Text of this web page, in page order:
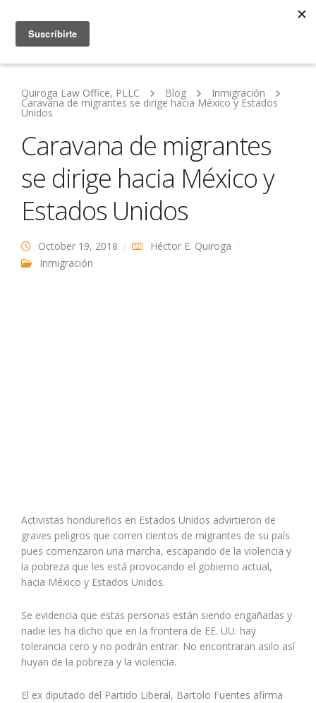
Quiroga Law Office, PLLC Blog Inmigración
Caravana de migrantes se dirige hacia México y Estados
Unidos
Caravana de migrantes
se dirige hacia México y
Estados Unidos
October 19, 2018
Héctor E. Quiroga
Inmigración
Activistas hondureños en Estados Unidos advirtieron de
graves peligros que corren cientos de migrantes de su país
pues comenzaron una marcha, escapando de la violencia y
la pobreza que les está provocando el gobierno actual,
hacia México y Estados Unidos.
Se evidencia que estas personas están siendo engañadas y
nadie les ha dicho que en la frontera de EE. UU. hay
tolerancia cero y no podrán entrar. No encontraran asilo así
huyan de la pobreza y la violencia.
El ex diputado del Partido Liberal, Bartolo Fuentes afirma